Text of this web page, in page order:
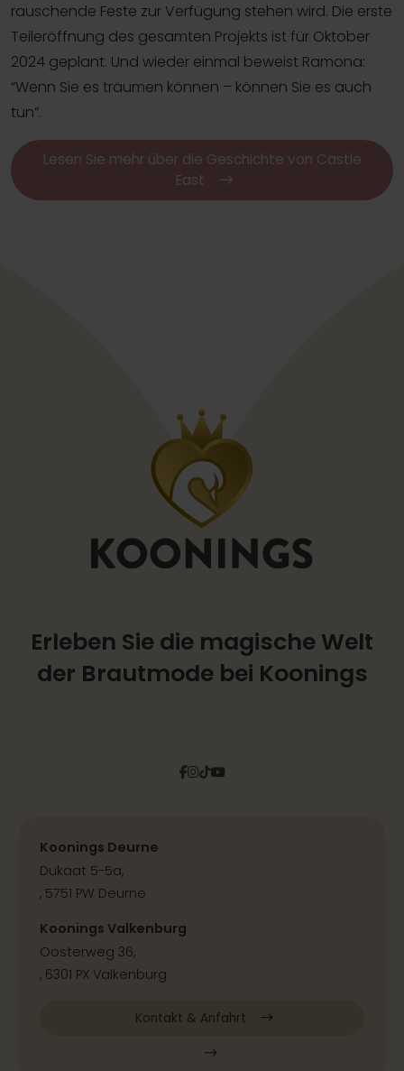
rauschende Feste zur Verfügung stehen wird. Die erste
Teileröffnung des gesamten Projekts ist für Oktober
2024 geplant. Und wieder einmal beweist Ramona:
“Wenn Sie es träumen können – können Sie es auch
tun”.
Lesen Sie mehr über die Geschichte von Castle
East
Erleben Sie die magische Welt
der Brautmode bei Koonings
Facebook
Instagram
TiktokPinterest
YouTube
Koonings Deurne
Dukaat 5-5a,
, 5751 PW Deurne
Koonings Valkenburg
Oosterweg 36,
, 6301 PX Valkenburg
Kontakt & Anfahrt